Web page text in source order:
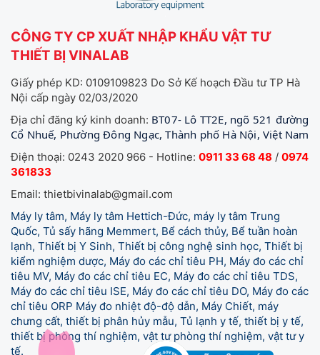
CÔNG TY CP XUẤT NHẬP KHẨU VẬT TƯ
THIẾT BỊ VINALAB
Giấy phép KD: 0109109823 Do Sở Kế hoạch Đầu tư TP Hà
Nội cấp ngày 02/03/2020
Địa chỉ đăng ký kinh doanh: BT07- Lô TT2E, ngõ 521 đường
Cổ Nhuế, Phường Đông Ngạc, Thành phố Hà Nội, Việt Nam
Điện thoại: 0243 2020 966 - Hotline: 0911 33 68 48 / 0974
361833
Email: thietbivinalab@gmail.com
Máy ly tâm, Máy ly tâm Hettich-Đức, máy ly tâm Trung
Quốc, Tủ sấy hãng Memmert, Bể cách thủy, Bể tuần hoàn
lạnh, Thiết bị Y Sinh, Thiết bị công nghệ sinh học, Thiết bị
kiểm nghiệm dược, Máy đo các chỉ tiêu PH, Máy đo các chỉ
tiêu MV, Máy đo các chỉ tiêu EC, Máy đo các chỉ tiêu TDS,
Máy đo các chỉ tiêu ISE, Máy đo các chỉ tiêu DO, Máy đo các
chỉ tiêu ORP Máy đo nhiệt độ-độ dẫn, Máy Chiết, máy
chưng cất, thiết bị phân hủy mẫu, Tủ lạnh y tế, thiết bị y tế,
thiết bị phòng thí nghiệm, vật tư phòng thí nghiệm, vật tư y
tế.